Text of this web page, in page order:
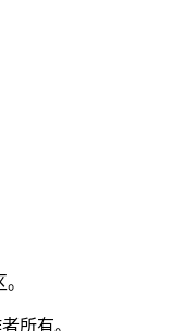
所有。